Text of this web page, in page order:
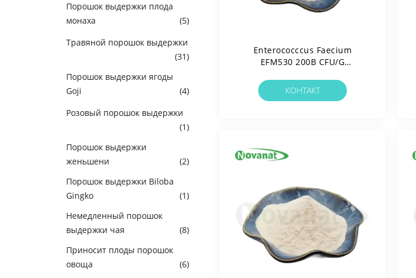
Порошок выдержки плода
монаха
(5)
Травяной порошок выдержки
(31)
Порошок выдержки ягоды
Goji
(4)
Розовый порошок выдержки
(1)
Порошок выдержки
женьшени
(2)
Порошок выдержки Biloba
Gingko
(1)
Немедленный порошок
выдержки чая
(8)
Приносит плоды порошок
овоща
(6)
Enterococccus Faecium
EFM530 200B CFU/g
Веганские / Без Аллергенов /
Без Глютена / Без Молочных
КОНТАКТ